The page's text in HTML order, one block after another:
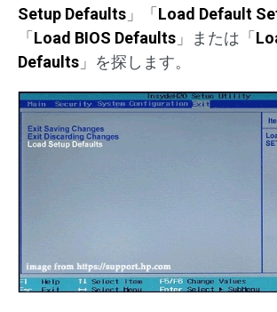
Setup Defaults 」「Load Default
「Load BIOS Defaults 」または「
Defaults 」を探します。